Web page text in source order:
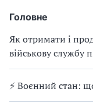
Головне
Як отримати і
військову службу
⚡ Воєнний стан: